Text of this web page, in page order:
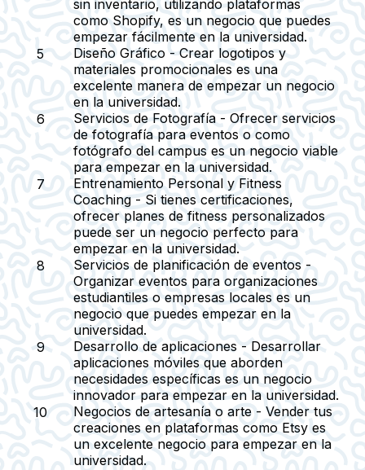
sin inventario, utilizando plataformas
como Shopify, es un negocio que puedes
empezar fácilmente en la universidad.
Diseño Gráfico - Crear logotipos y
materiales promocionales es una
excelente manera de empezar un negocio
en la universidad.
Servicios de Fotografía - Ofrecer servicios
de fotografía para eventos o como
fotógrafo del campus es un negocio viable
para empezar en la universidad.
Entrenamiento Personal y Fitness
Coaching - Si tienes certificaciones,
ofrecer planes de fitness personalizados
puede ser un negocio perfecto para
empezar en la universidad.
Servicios de planificación de eventos -
Organizar eventos para organizaciones
estudiantiles o empresas locales es un
negocio que puedes empezar en la
universidad.
Desarrollo de aplicaciones - Desarrollar
aplicaciones móviles que aborden
necesidades específicas es un negocio
innovador para empezar en la universidad.
Negocios de artesanía o arte - Vender tus
creaciones en plataformas como Etsy es
un excelente negocio para empezar en la
universidad.